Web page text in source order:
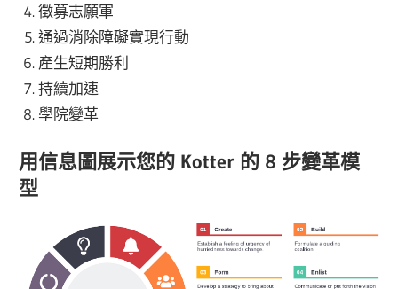
徵募志願軍
通過消除障礙實現行動
產生短期勝利
持續加速
學院變革
用信息圖展示您的 Kotter 的 8 步變革模
型